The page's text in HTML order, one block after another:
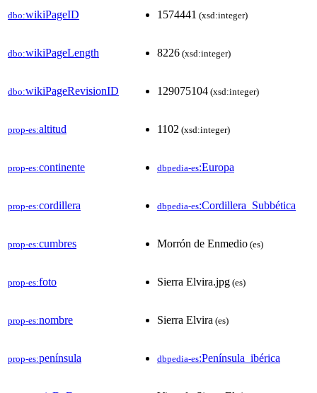
dbo:wikiPageID 1574441 (xsd:integer)
dbo:wikiPageLength 8226 (xsd:integer)
dbo:wikiPageRevisionID 129075104 (xsd:integer)
prop-es:altitud 1102 (xsd:integer)
prop-es:continente dbpedia-es:Europa
prop-es:cordillera dbpedia-es:Cordillera_Subbética
prop-es:cumbres Morrón de Enmedio (es)
prop-es:foto Sierra Elvira.jpg (es)
prop-es:nombre Sierra Elvira (es)
prop-es:península dbpedia-es:Península_ibérica